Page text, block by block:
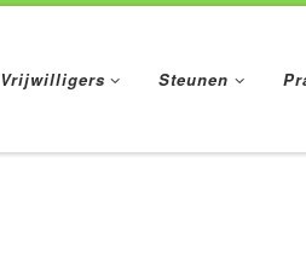
Vrijwilligers Steunen